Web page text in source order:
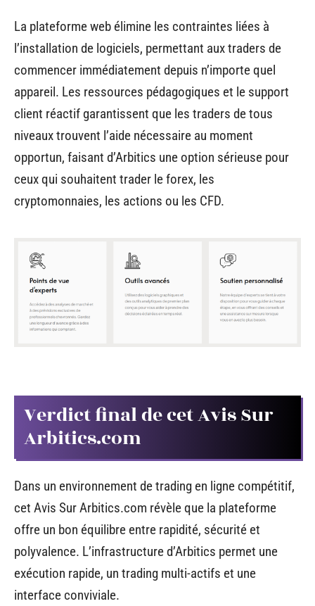
La plateforme web élimine les contraintes liées à
l’installation de logiciels, permettant aux traders de
commencer immédiatement depuis n’importe quel
appareil. Les ressources pédagogiques et le support
client réactif garantissent que les traders de tous
niveaux trouvent l’aide nécessaire au moment
opportun, faisant d’Arbitics une option sérieuse pour
ceux qui souhaitent trader le forex, les
cryptomonnaies, les actions ou les CFD.
Verdict final de cet Avis Sur
Arbitics.com
Dans un environnement de trading en ligne compétitif,
cet Avis Sur Arbitics.com révèle que la plateforme
offre un bon équilibre entre rapidité, sécurité et
polyvalence. L’infrastructure d’Arbitics permet une
exécution rapide, un trading multi-actifs et une
interface conviviale.